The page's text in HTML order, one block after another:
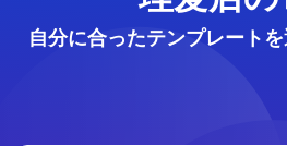
自分に合ったテンプレートを